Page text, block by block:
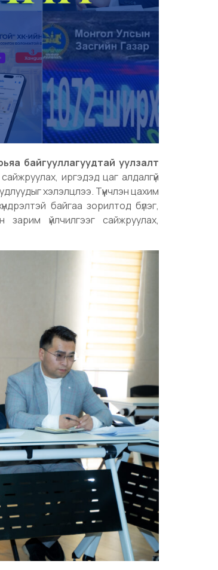
байгууллагуудтай уулзалт
иргэдэд цаг алдалгүй
хэлэлцлээ. Түүнчлэн цахим
байгаа зорилтод бүлэг,
үйлчилгээг сайжруулах,